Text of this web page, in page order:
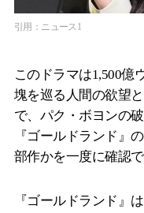
引用：ニュース1
このドラマは1,500億
塊を巡る人間の欲望
で、パク・ボヨンの
『ゴールドランド』
部作かを一度に確認で
『ゴールドランド』